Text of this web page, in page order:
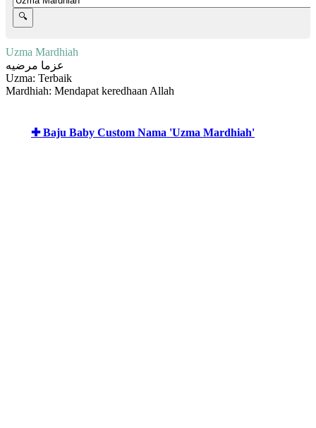
Uzma Mardhiah
عزما مرضيه
Uzma: Terbaik
Mardhiah: Mendapat keredhaan Allah
✚ Baju Baby Custom Nama 'Uzma Mardhiah'